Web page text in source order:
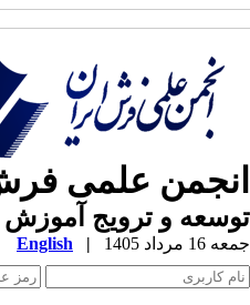
انجمن علمی
توسعه و ترویج
جمعه 16 مرداد 1405 |
English